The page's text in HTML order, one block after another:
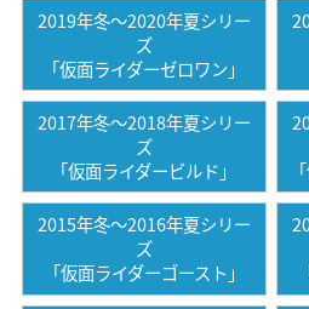
2019年冬〜2020年夏シリー
ズ
「仮面ライダーゼロワン」
2017年冬〜2018年夏シリー
ズ
「仮面ライダービルド」
2015年冬〜2016年夏シリー
ズ
「仮面ライダーゴースト」